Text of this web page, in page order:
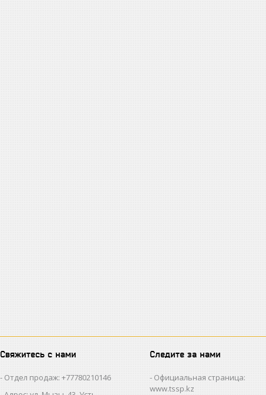
Свяжитесь с нами
Отдел продаж: +77780210146
Следите за нами
Официальная страница:
www.tssp.kz